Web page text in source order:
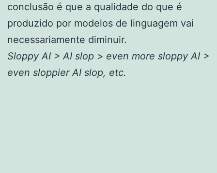
conclusão é que a qualidade do que é
produzido por modelos de linguagem vai
necessariamente diminuir.
Sloppy AI > AI slop > even more sloppy AI >
even sloppier AI slop, etc.